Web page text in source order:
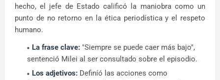
hecho, el jefe de Estado calificó la maniobra como un
punto de no retorno en la ética periodística y el respeto
humano.
La frase clave: "Siempre se puede caer más bajo",
sentenció Milei al ser consultado sobre el episodio.
Los adjetivos: Definíó las acciones como